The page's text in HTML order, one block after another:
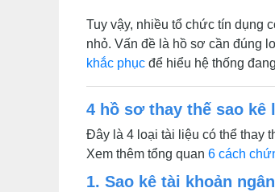
Tuy vậy, nhiều tổ chức tín dụng
nhỏ. Vấn đề là hồ sơ cần đúng
khắc phục để hiểu hệ thống
4 hồ sơ thay thế sao
Đây là 4 loại tài liệu có thể thay
Xem thêm tổng quan 6 cách
1. Sao kê tài khoản